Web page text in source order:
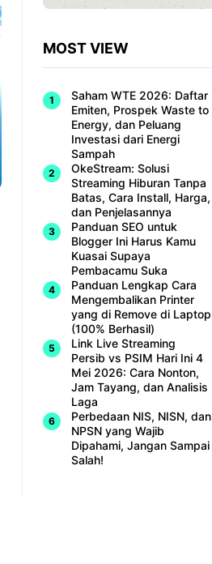
MOST VIEW
Saham WTE 2026: Daftar
Emiten, Prospek Waste to
Energy, dan Peluang
Investasi dari Energi
Sampah
OkeStream: Solusi
Streaming Hiburan Tanpa
Batas, Cara Install, Harga,
dan Penjelasannya
Panduan SEO untuk
Blogger Ini Harus Kamu
Kuasai Supaya
Pembacamu Suka
Panduan Lengkap Cara
Mengembalikan Printer
yang di Remove di Laptop
(100% Berhasil)
Link Live Streaming
Persib vs PSIM Hari Ini 4
Mei 2026: Cara Nonton,
Jam Tayang, dan Analisis
Laga
Perbedaan NIS, NISN, dan
NPSN yang Wajib
Dipahami, Jangan Sampai
Salah!